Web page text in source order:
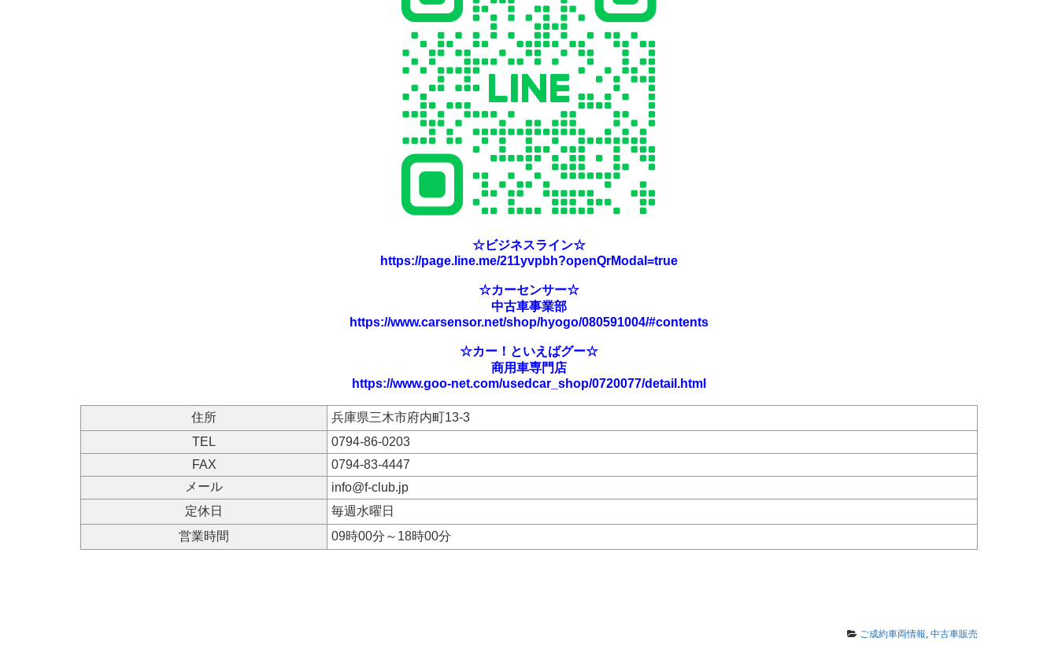
☆ビジネスライン☆
https://page.line.me/211yvpbh?openQrModal=true
☆カーセンサー☆
中古車事業部
https://www.carsensor.net/shop/hyogo/080591004/#contents
☆カー！といえばグー☆
商用車専門店
https://www.goo-net.com/usedcar_shop/0720077/detail.html
住所
兵庫県三木市府内町13-3
TEL
0794-86-0203
FAX
0794-83-4447
メール
info@f-club.jp
定休日
毎週水曜日
営業時間
09時00分～18時00分
ご成約車両情報 中古車販売